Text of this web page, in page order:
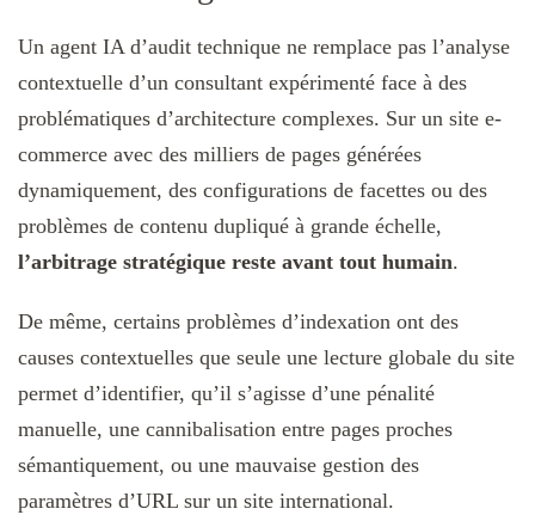
Un agent IA d’audit technique ne remplace pas l’analyse
contextuelle d’un consultant expérimenté face à des
problématiques d’architecture complexes. Sur un site e-
commerce avec des milliers de pages générées
dynamiquement, des configurations de facettes ou des
problèmes de contenu dupliqué à grande échelle,
l’arbitrage stratégique reste avant tout humain.
De même, certains problèmes d’indexation ont des
causes contextuelles que seule une lecture globale du site
permet d’identifier, qu’il s’agisse d’une pénalité
manuelle, une cannibalisation entre pages proches
sémantiquement, ou une mauvaise gestion des
paramètres d’URL sur un site international.